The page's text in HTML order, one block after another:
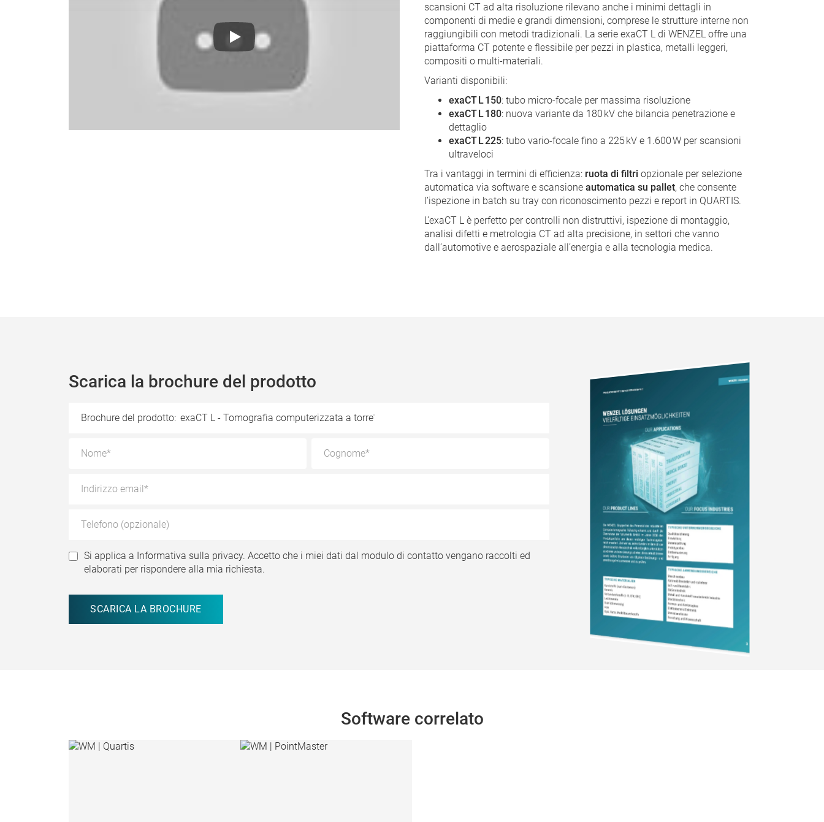
scansioni CT ad alta risoluzione rilevano anche i minimi dettagli in
componenti di medie e grandi dimensioni, comprese le strutture interne non
raggiungibili con metodi tradizionali. La serie exaCT L di WENZEL offre una
piattaforma CT potente e flessibile per pezzi in plastica, metalli leggeri,
compositi o multi-materiali.
Varianti disponibili:
exaCT L 150: tubo micro-focale per massima risoluzione
exaCT L 180: nuova variante da 180 kV che bilancia penetrazione e
dettaglio
exaCT L 225: tubo vario-focale fino a 225 kV e 1.600 W per scansioni
ultraveloci
Tra i vantaggi in termini di efficienza: ruota di filtri opzionale per selezione
automatica via software e scansione automatica su pallet, che consente
l’ispezione in batch su tray con riconoscimento pezzi e report in QUARTIS.
L’exaCT L è perfetto per controlli non distruttivi, ispezione di montaggio,
analisi difetti e metrologia CT ad alta precisione, in settori che vanno
dall’automotive e aerospaziale all’energia e alla tecnologia medica.
Scarica la brochure del prodotto
Brochure del prodotto: exaCT L - Tomografia computerizzata a torre
Si applica a Informativa sulla privacy. Accetto che i miei dati dal modulo di contatto vengano raccolti ed
elaborati per rispondere alla mia richiesta.
Software correlato